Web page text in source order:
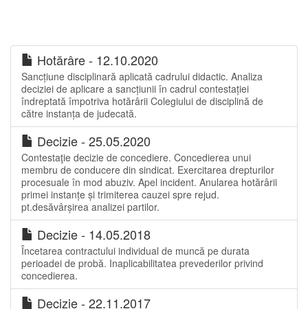
Hotărâre - 12.10.2020
Sancțiune disciplinară aplicată cadrului didactic. Analiza
deciziei de aplicare a sancțiunii în cadrul contestației
îndreptată împotriva hotărârii Colegiului de disciplină de
către instanța de judecată.
Decizie - 25.05.2020
Contestaţie decizie de concediere. Concedierea unui
membru de conducere din sindicat. Exercitarea drepturilor
procesuale în mod abuziv. Apel incident. Anularea hotărârii
primei instanțe și trimiterea cauzei spre rejud.
pt.desăvârșirea analizei partilor.
Decizie - 14.05.2018
Încetarea contractului individual de muncă pe durata
perioadei de probă. Inaplicabilitatea prevederilor privind
concedierea.
Decizie - 22.11.2017